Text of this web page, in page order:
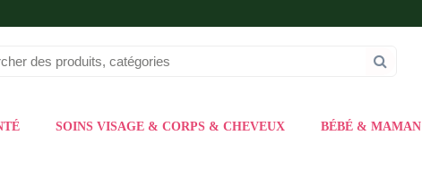
SOINS VISAGE & CORPS & CHEVEUX BÉBÉ & MAMAN